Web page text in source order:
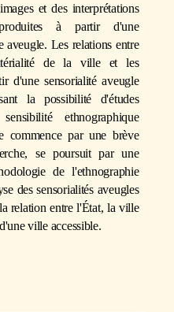
et des interprétations
produites à partir d'une
aveugle. Les relations entre
de la ville et les
d'une sensorialité aveugle
la possibilité d'études
ethnographique
commence par une brève
se poursuit par une
de l'ethnographie
des sensorialités aveugles
relation entre l'État, la ville
ville accessible.